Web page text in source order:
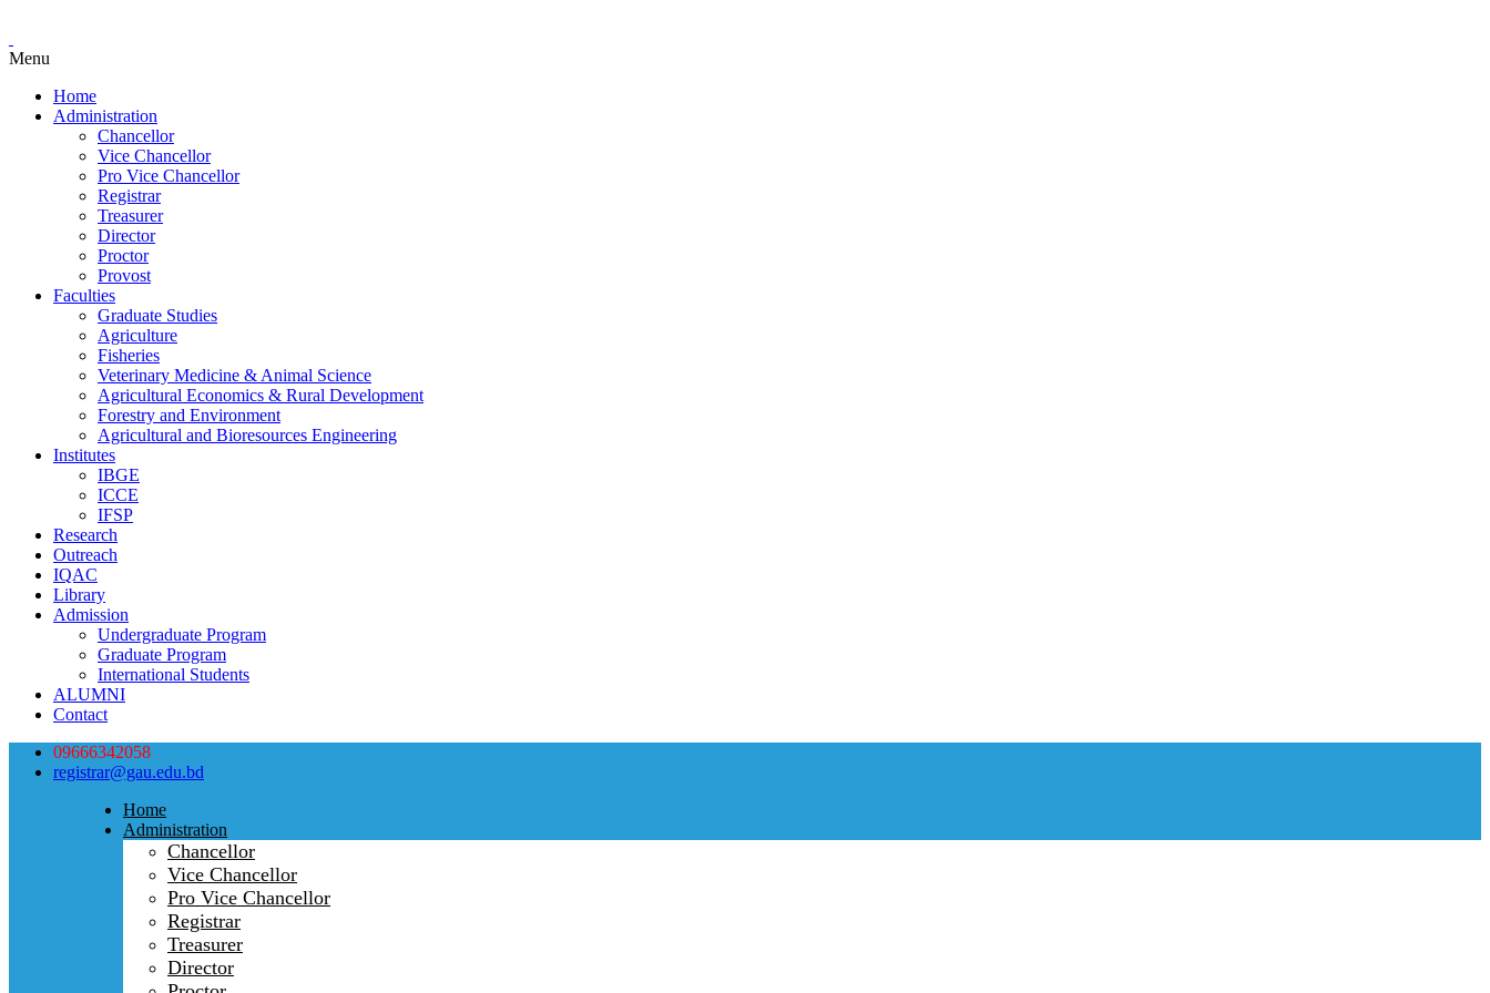
Menu
Home
Administration
Chancellor
Vice Chancellor
Pro Vice Chancellor
Registrar
Treasurer
Director
Proctor
Provost
Faculties
Graduate Studies
Agriculture
Fisheries
Veterinary Medicine & Animal Science
Agricultural Economics & Rural Development
Forestry and Environment
Agricultural and Bioresources Engineering
Institutes
IBGE
ICCE
IFSP
Research
Outreach
IQAC
Library
Admission
Undergraduate Program
Graduate Program
International Students
ALUMNI
Contact
09666342058
registrar@gau.edu.bd
Home
Administration
Chancellor
Vice Chancellor
Pro Vice Chancellor
Registrar
Treasurer
Director